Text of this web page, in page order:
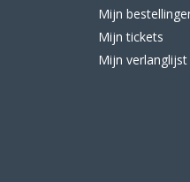
Mijn
Mijn tickets
Mijn verlanglijst